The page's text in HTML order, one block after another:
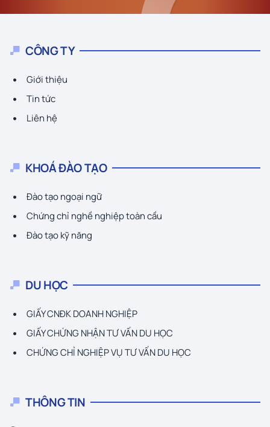
CÔNG TY
Giới thiệu
Tin tức
Liên hệ
KHOÁ ĐÀO TẠO
Đào tạo ngoại ngữ
Chứng chỉ nghề nghiệp toàn cầu
Đào tạo kỹ năng
DU HỌC
GIẤY CNĐK DOANH NGHIỆP
GIẤY CHỨNG NHẬN TƯ VẤN DU HỌC
CHỨNG CHỈ NGHIỆP VỤ TƯ VẤN DU HỌC
THÔNG TIN